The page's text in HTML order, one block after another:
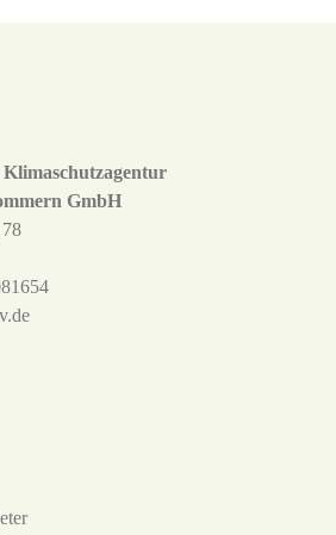
GmbH